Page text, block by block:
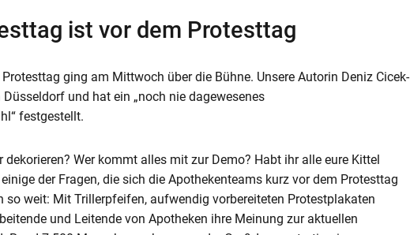
ist vor dem Protesttag
ging am Mittwoch über die Bühne. Unsere Autorin Deniz Cicek-
und hat ein „noch nie dagewesenes
festgestellt.
dekorieren? Wer kommt alles mit zur Demo? Habt ihr alle eure Kittel
der Fragen, die sich die Apothekenteams kurz vor dem Protesttag
so weit: Mit Trillerpfeifen, aufwendig vorbereiteten Protestplakaten
und Leitende von Apotheken ihre Meinung zur aktuellen